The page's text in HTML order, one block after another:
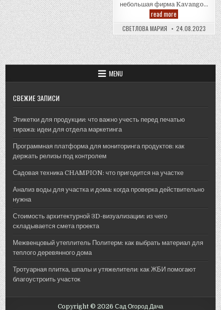
небольшая фирма Kavango…
read more
дня:
Grenadier
для
сафари,
перезагрузка
Ягуара
и
другие
СВЕТЛОВА МАРИЯ 24.08.2023
MENU
СВЕЖИЕ ЗАПИСИ
Этикетки для продукции: что важно учесть перед печатью
тиража: идеи для отдела маркетинга
Программная платформа для мониторинга продуктов: как
держать релизы под контролем
Садовая техника CHAMPION: что пригодится на участке
Анализ воды для участка и дома: когда проверка действительно
нужна
Стоимость архитектурной 3D-визуализации: из чего
складывается смета проекта
Межвенцовый утеплитель Политерм: как выбрать материал для
теплого деревянного дома
Тротуарная плитка, шпалы и утяжелители: как ЖБИ помогают
благоустроить участок
Copyright © 2026 Сад Огород Дача